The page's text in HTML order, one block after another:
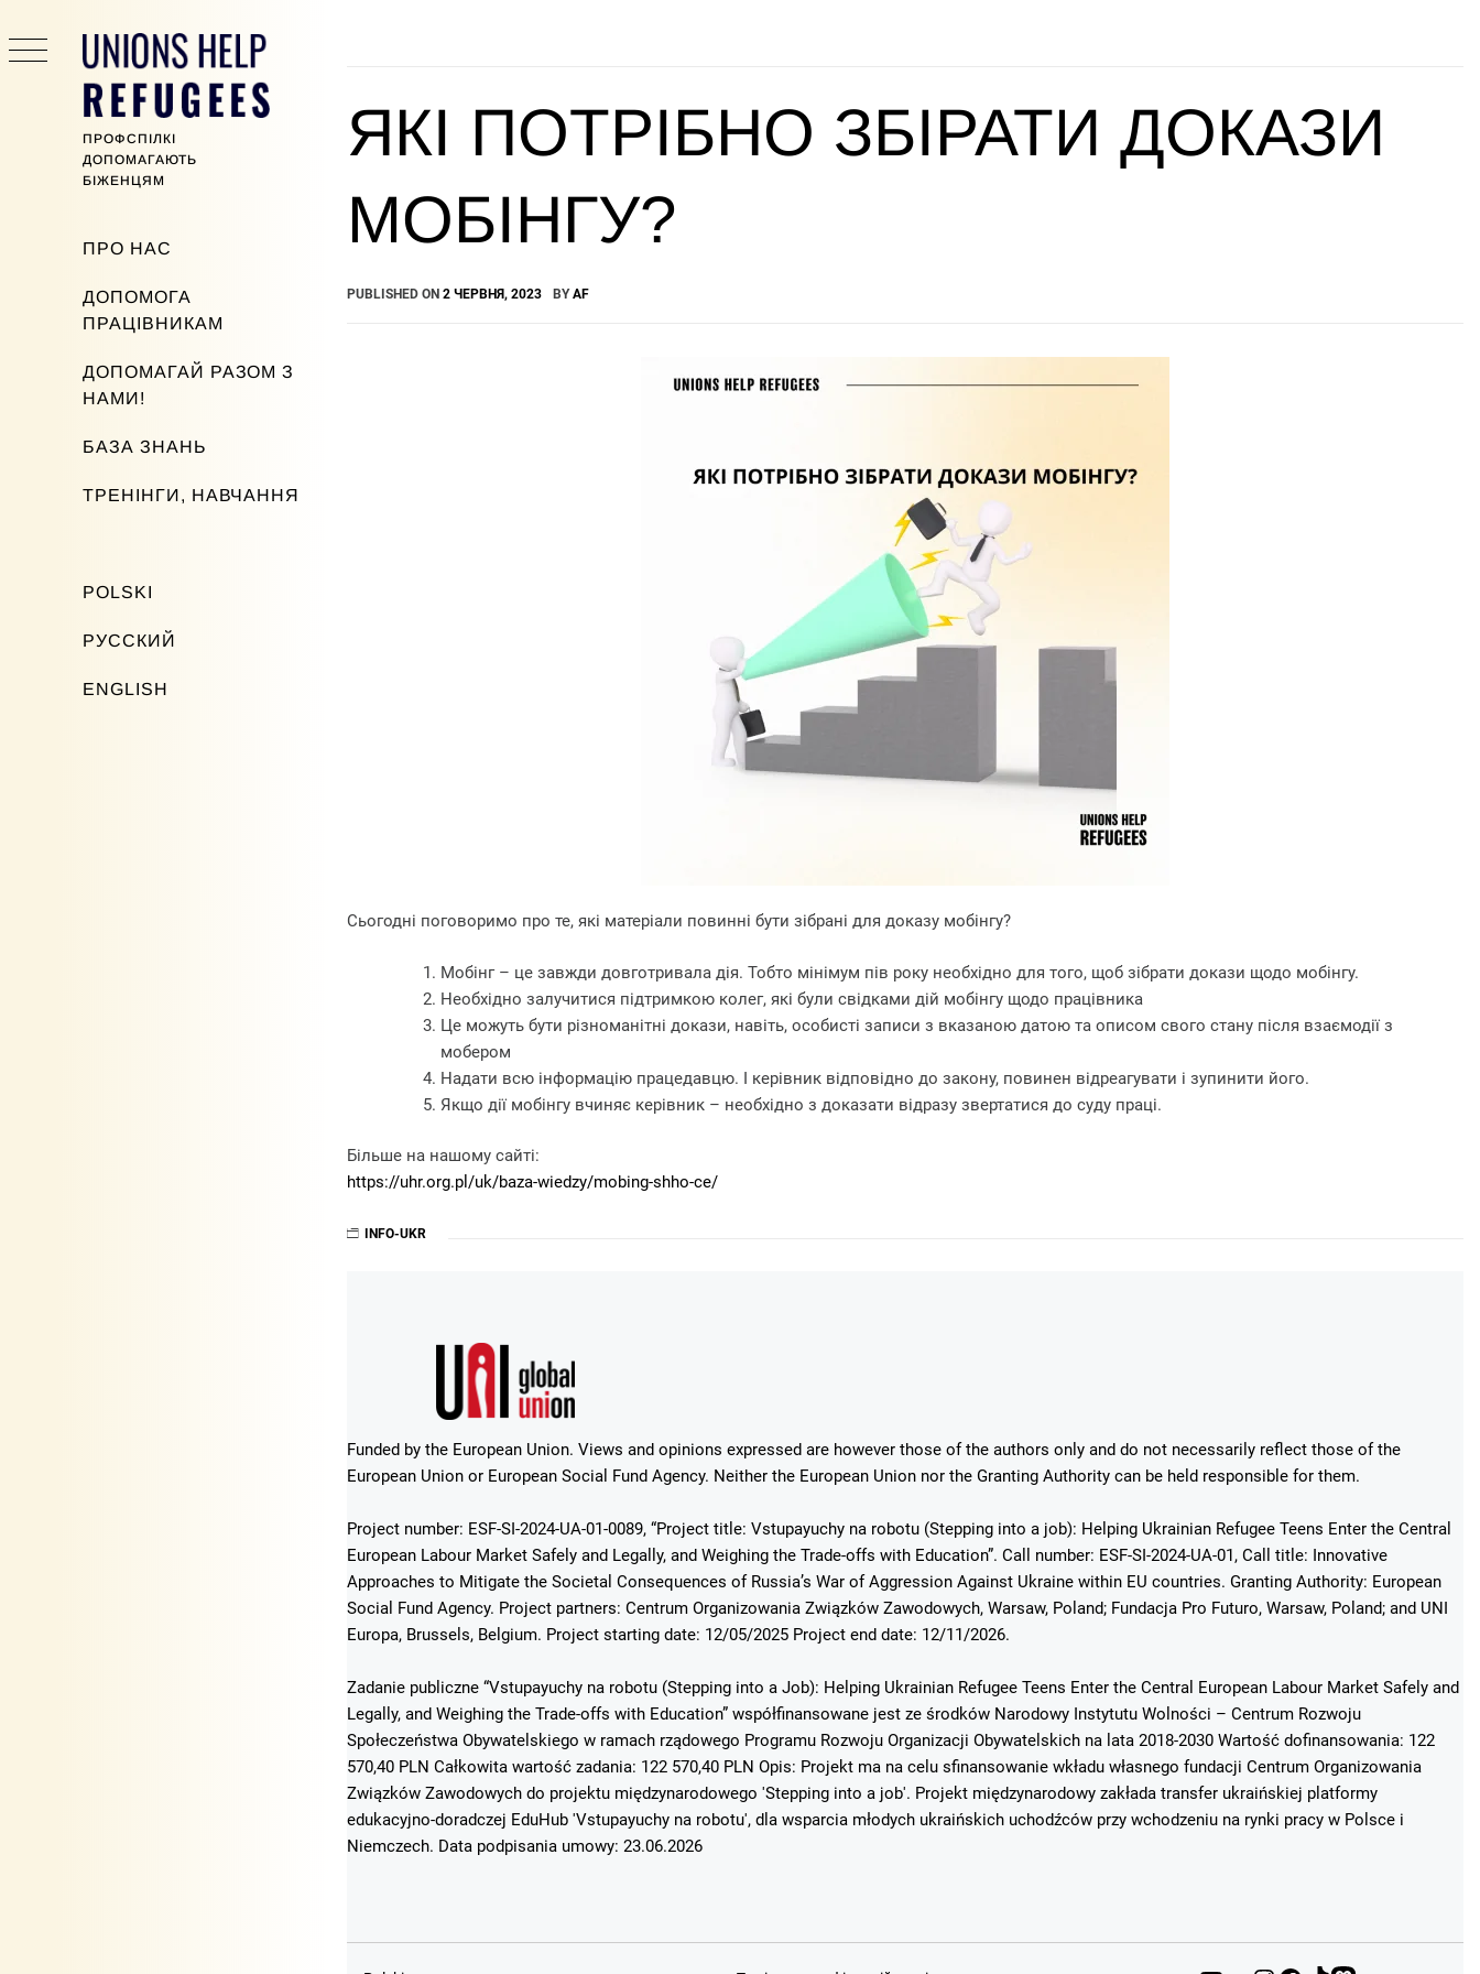
ПРОФСПІЛКІ
ДОПОМАГАЮТЬ
БІЖЕНЦЯМ
ПРО НАС
ДОПОМОГА
ПРАЦІВНИКАМ
ДОПОМАГАЙ РАЗОМ З
НАМИ!
БАЗА ЗНАНЬ
ТРЕНІНГИ, НАВЧАННЯ
POLSKI
РУССКИЙ
ENGLISH
to
content
ЯКІ ПОТРІБНО ЗБІРАТИ ДОКАЗИ
МОБІНГУ?
PUBLISHED ON 2 ЧЕРВНЯ, 2023 BYAF
Сьогодні поговоримо про те, які матеріали повинні бути зібрані для доказу мобінгу?
Мобінг – це завжди довготривала дія. Тобто мінімум пів року необхідно для того, щоб зібрати докази щодо мобінгу.
Необхідно залучитися підтримкою колег, які були свідками дій мобінгу щодо працівника
Це можуть бути різноманітні докази, навіть, особисті записи з вказаною датою та описом свого стану після взаємодії з
мобером
Надати всю інформацію працедавцю. І керівник відповідно до закону, повинен відреагувати і зупинити його.
Якщо дії мобінгу вчиняє керівник – необхідно з доказати відразу звертатися до суду праці.
Більше на нашому сайті:
https://uhr.org.pl/uk/baza-wiedzy/mobing-shho-ce/
INFO-UKR
Funded by the European Union. Views and opinions expressed are however those of the authors only and do not necessarily reflect those of the
European Union or European Social Fund Agency. Neither the European Union nor the Granting Authority can be held responsible for them.
Project number: ESF-SI-2024-UA-01-0089, “Project title: Vstupayuchy na robotu (Stepping into a job): Helping Ukrainian Refugee Teens Enter the Central
European Labour Market Safely and Legally, and Weighing the Trade-offs with Education”. Call number: ESF-SI-2024-UA-01, Call title: Innovative
Approaches to Mitigate the Societal Consequences of Russia’s War of Aggression Against Ukraine within EU countries. Granting Authority: European
Social Fund Agency. Project partners: Centrum Organizowania Związków Zawodowych, Warsaw, Poland; Fundacja Pro Futuro, Warsaw, Poland; and UNI
Europa, Brussels, Belgium. Project starting date: 12/05/2025 Project end date: 12/11/2026.
Zadanie publiczne “Vstupayuchy na robotu (Stepping into a Job): Helping Ukrainian Refugee Teens Enter the Central European Labour Market Safely and
Legally, and Weighing the Trade-offs with Education” współfinansowane jest ze środków Narodowy Instytutu Wolności – Centrum Rozwoju
Społeczeństwa Obywatelskiego w ramach rządowego Programu Rozwoju Organizacji Obywatelskich na lata 2018-2030 Wartość dofinansowania: 122
570,40 PLN Całkowita wartość zadania: 122 570,40 PLN Opis: Projekt ma na celu sfinansowanie wkładu własnego fundacji Centrum Organizowania
Związków Zawodowych do projektu międzynarodowego 'Stepping into a job'. Projekt międzynarodowy zakłada transfer ukraińskiej platformy
edukacyjno-doradczej EduHub 'Vstupayuchy na robotu', dla wsparcia młodych ukraińskich uchodźców przy wchodzeniu na rynki pracy w Polsce i
Niemczech. Data podpisania umowy: 23.06.2026